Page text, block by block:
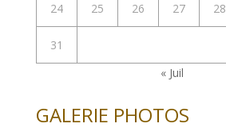
24 25 26 27 28
31
« Juil
GALERIE PHOTOS